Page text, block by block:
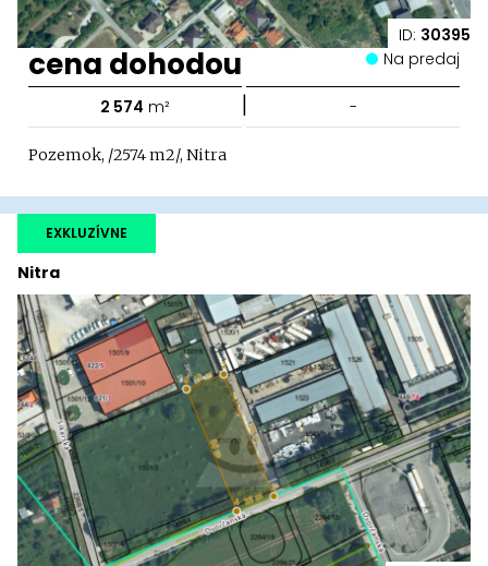
ID: 30395
cena dohodou Na predaj
2 574 m² | -
Pozemok, /2574 m2/, Nitra
Nitra
EXKLUZÍVNE